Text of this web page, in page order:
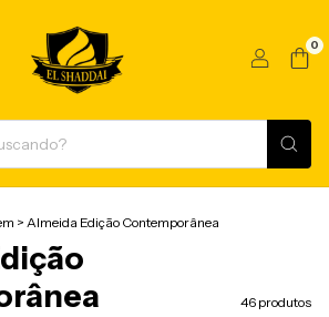
0
> Almeida Edição Contemporânea
46 produtos